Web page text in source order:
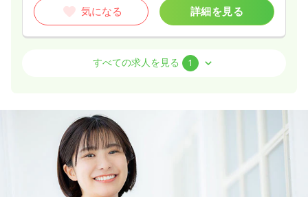
気になる 詳細を見る
正・准看護師
1,500〜1,700
8:00～17:00（休憩60分）
担当業務未経験可
ブランク可
時給1,700円以上可
気になる
すべての求人を見る 1